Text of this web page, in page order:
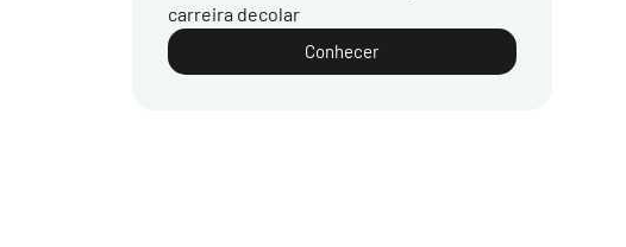
carreira decolar
Conhecer